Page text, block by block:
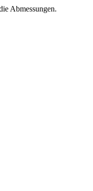
Abmessungen.